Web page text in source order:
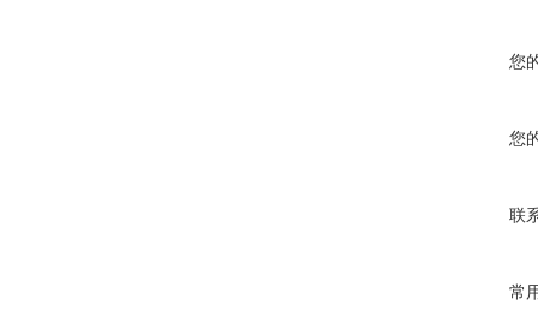
您
您
联
常